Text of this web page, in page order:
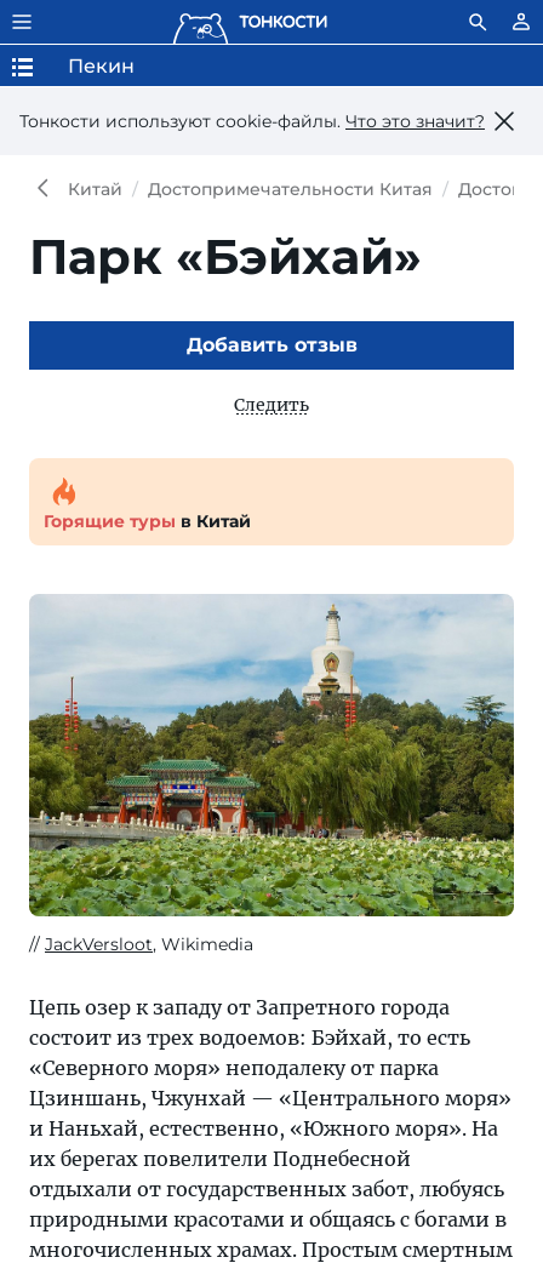
Тонкости используют сookie-файлы. Что это значит?
Пекин
Китай Достопримечательности Китая
Парк «Бэйхай»
Добавить отзыв
Следить
Горящие туры в Китай
JackVersloot, Wikimedia
Цепь озер к западу от Запретного города
состоит из трех водоемов: Бэйхай, то есть
«Северного моря» неподалеку от парка
Цзиншань, Чжунхай — «Центрального моря»
и Наньхай, естественно, «Южного моря». На
их берегах повелители Поднебесной
отдыхали от государственных забот, любуясь
природными красотами и общаясь с богами в
многочисленных храмах. Простым смертным